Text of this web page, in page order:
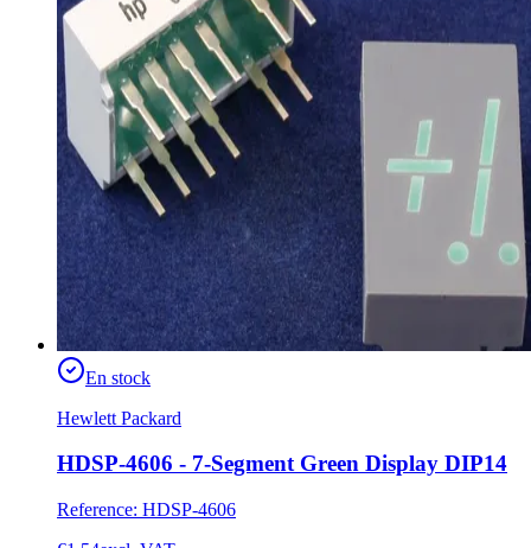
En stock
Hewlett Packard
HDSP-4606 - 7-Segment Green Display DIP14
Reference: HDSP-4606